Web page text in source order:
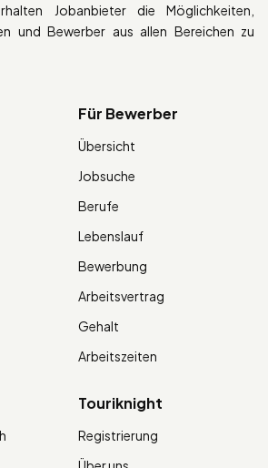
Jobanbieter die Möglichkeiten,
und Bewerber aus allen Bereichen zu
Für Bewerber
Übersicht
Jobsuche
Berufe
Lebenslauf
Bewerbung
Arbeitsvertrag
Gehalt
Arbeitszeiten
Touriknight
Registrierung